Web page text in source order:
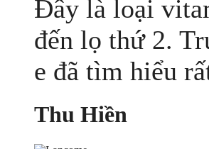
Đây là loại
đến lọ thứ 2.
e đã tìm hiểu
Thu Hiền